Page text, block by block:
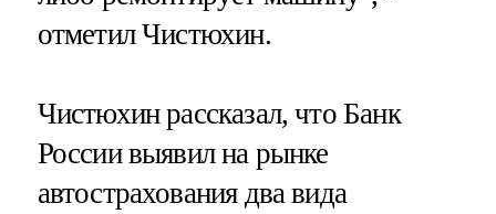
отметил Чистюхин.
Чистюхин рассказал, что Банк
России выявил на рынке
автострахования два вида